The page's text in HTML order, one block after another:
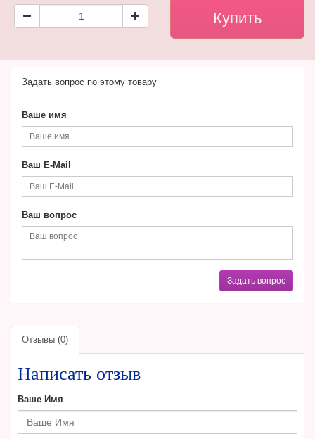
Задать вопрос по этому товару
Ваше имя
Ваш E-Mail
Ваш вопрос
Задать вопрос
Отзывы (0)
Написать отзыв
Ваше Имя